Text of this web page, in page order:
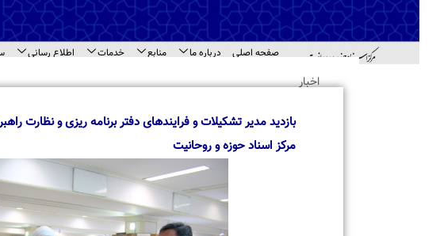
صفحه اصلی درباره ما منابع خدمات اطلاع رسانی
اخبار
بازدید مدیر تشکیلات و فرایندهای دفتر برنامه ریزی و نظارت
مرکز اسناد حوزه و روحانیت